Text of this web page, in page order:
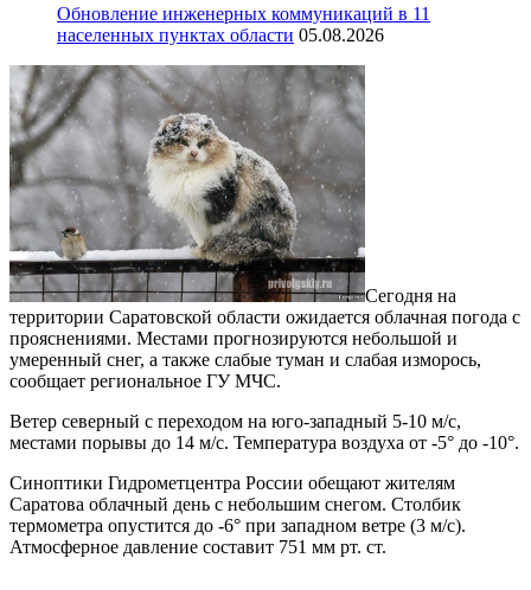
Обновление инженерных коммуникаций в 11
населенных пунктах области 05.08.2026
Сегодня на
территории Саратовской области ожидается облачная погода с
прояснениями. Местами прогнозируются небольшой и
умеренный снег, а также слабые туман и слабая изморось,
сообщает региональное ГУ МЧС.
Ветер северный с переходом на юго-западный 5-10 м/с,
местами порывы до 14 м/с. Температура воздуха от -5° до -10°.
Синоптики Гидрометцентра России обещают жителям
Саратова облачный день с небольшим снегом. Столбик
термометра опустится до -6° при западном ветре (3 м/с).
Атмосферное давление составит 751 мм рт. ст.